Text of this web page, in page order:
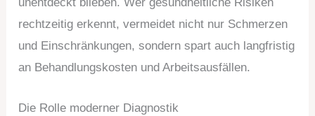
rechtzeitig erkennt, vermeidet nicht nur Schmerzen
und Einschränkungen, sondern spart auch langfristig
an Behandlungskosten und Arbeitsausfällen.
Die Rolle moderner Diagnostik